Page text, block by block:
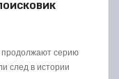
продолжают серию
след в истории